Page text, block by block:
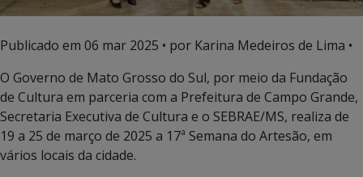
Publicado em 06 mar 2025 • por Karina Medeiros de Lima •
O Governo de Mato Grosso do Sul, por meio da Fundação
de Cultura em parceria com a Prefeitura de Campo Grande,
Secretaria Executiva de Cultura e o SEBRAE/MS, realiza de
19 a 25 de março de 2025 a 17ª Semana do Artesão, em
vários locais da cidade.